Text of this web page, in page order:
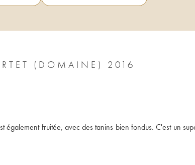
(DOMAINE) 2016
également fruitée, avec des tanins bien fondus. C'est un